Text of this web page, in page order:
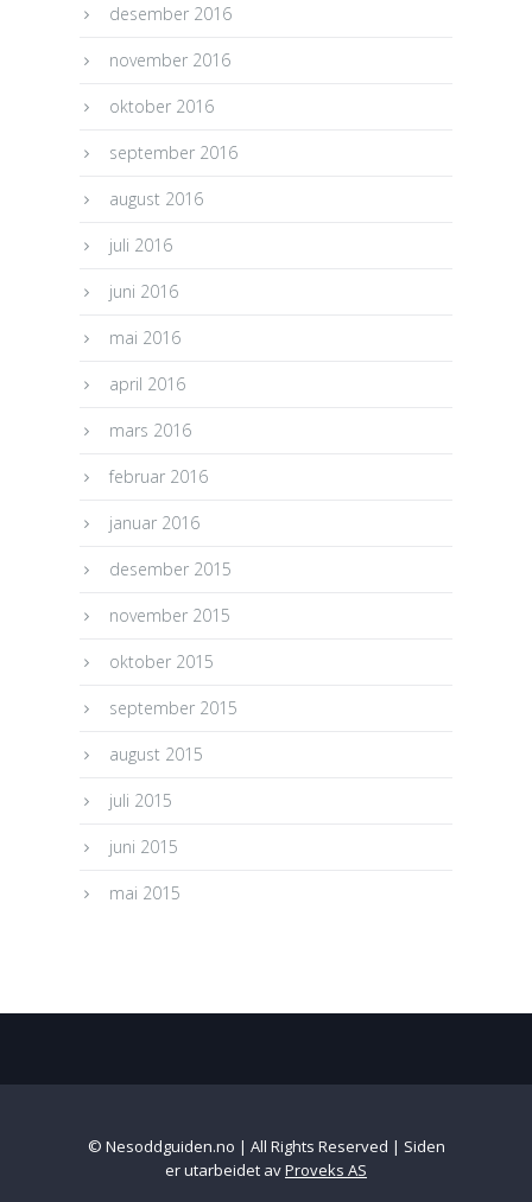
desember 2016
november 2016
oktober 2016
september 2016
august 2016
juli 2016
juni 2016
mai 2016
april 2016
mars 2016
februar 2016
januar 2016
desember 2015
november 2015
oktober 2015
september 2015
august 2015
juli 2015
juni 2015
mai 2015
© Nesoddguiden.no | All Rights Reserved | Siden
er utarbeidet avProveks AS